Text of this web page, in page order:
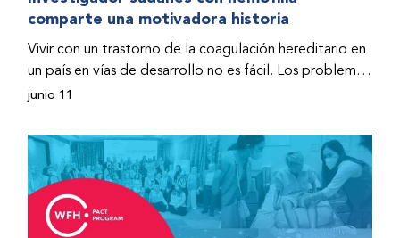
hospitalizado y terminó con daños graves en ambas
donado a través del Programa de Ayuda Humanitaria
de la Federación Mundial de Hemofilia (FMH) cuando
Fendi encontró la esperanza de una vida mejor.
comparte una motivadora historia
Vivir con un trastorno de la coagulación hereditario en
un país en vías de desarrollo no es fácil. Los problemas
se multiplican drásticamente cuando el país también
Hashim, hombre sudanés con hemofilia B, la vida no
representaba más que retos cotidianos hasta que la
asistencia proporcionada por la Federación Mundial
de Hemofilia (FMH) y su Programa de Ayuda
Humanitaria salvo su vida.
junio 11